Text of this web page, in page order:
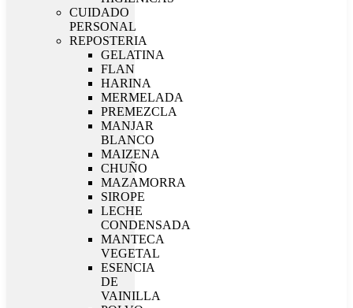
CUIDADO
PERSONAL
REPOSTERIA
GELATINA
FLAN
HARINA
MERMELADA
PREMEZCLA
MANJAR
BLANCO
MAIZENA
CHUÑO
MAZAMORRA
SIROPE
LECHE
CONDENSADA
MANTECA
VEGETAL
ESENCIA
DE
VAINILLA